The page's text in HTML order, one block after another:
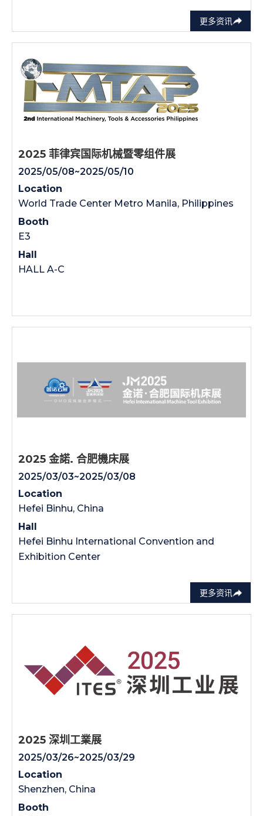
更多资讯
2025 菲律宾国际机械暨零组件展
2025/05/08~2025/05/10
Location
World Trade Center Metro Manila, Philippines
Booth
E3
Hall
HALL A-C
更多资讯
2025 金諾. 合肥機床展
2025/03/03~2025/03/08
Location
Hefei Binhu, China
Hall
Hefei Binhu International Convention and
Exhibition Center
2025 深圳工業展
2025/03/26~2025/03/29
Location
Shenzhen, China
Booth